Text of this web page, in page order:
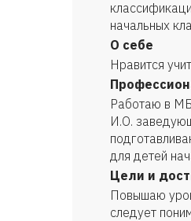
начальных
О себе
Нравится
Работаю в
И.О.
для детей
Цели и
Повышаю
следует